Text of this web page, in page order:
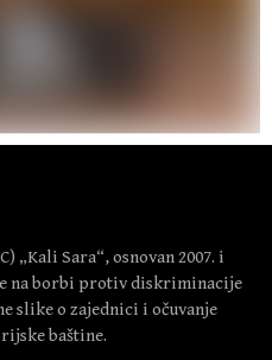
„Kali Sara“, osnovan 2007. i
na borbi protiv diskriminacije
slike o zajednici i očuvanje
baštine.